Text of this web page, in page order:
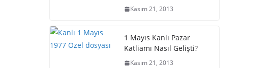
Kasım 21, 2013
1 Mayıs Kanlı Pazar
Katliamı Nasıl Gelişti?
Kasım 21, 2013